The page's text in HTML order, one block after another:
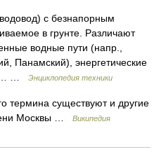
с безнапорным
в грунте. Различают
водные пути (напр.,
Панамский), энергетические
…
Энциклопедия техники
термина существуют и другие
Москвы …
Википедия